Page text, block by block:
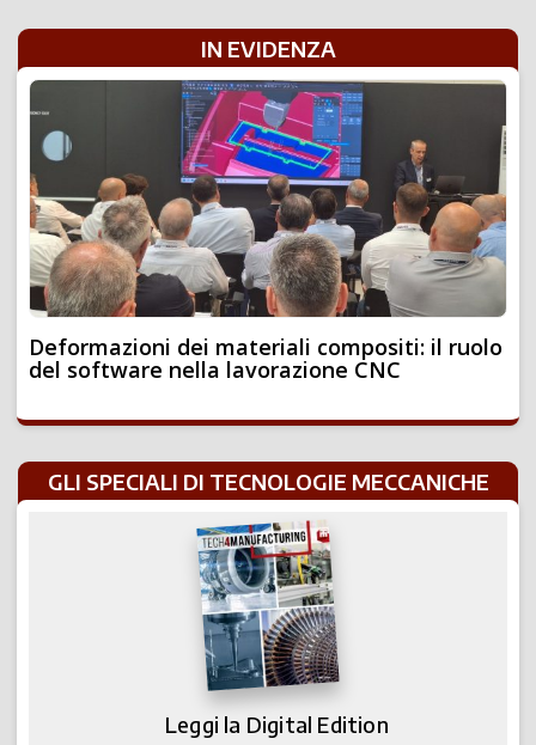
IN EVIDENZA
Deformazioni dei materiali compositi: il ruolo
del software nella lavorazione CNC
GLI SPECIALI DI TECNOLOGIE MECCANICHE
Leggi la Digital Edition